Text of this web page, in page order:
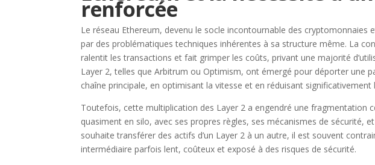
renforcée
Le réseau Ethereum, devenu le socle incontournable des
par des problématiques techniques inhérentes à sa structure même. La
ralentit les transactions et fait grimper les coûts, privant une majorité
Layer 2, telles que Arbitrum ou Optimism, ont émergé pour déporter une
chaîne principale, en optimisant la vitesse et en réduisant significativement
Toutefois, cette multiplication des Layer 2 a engendré une fragmentation
quasiment en silo, avec ses propres règles, ses mécanismes de sécurité,
souhaite transférer des actifs d’un Layer 2 à un autre, il est souvent
intermédiaire parfois lent, coûteux et exposé à des risques de sécurité.